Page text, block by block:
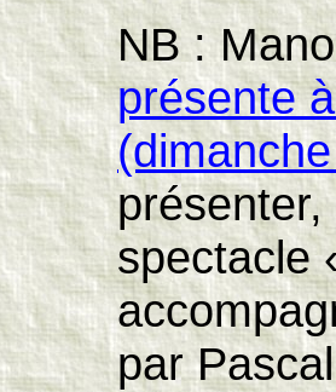
NB :
présente
présenter,
spectacle
par